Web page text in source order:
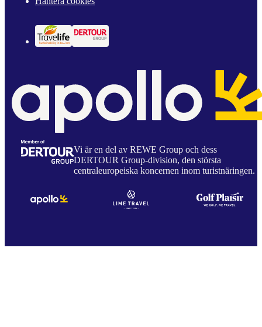
Vi är en del av REWE Group och dess
DERTOUR Group-division, den största
centraleuropeiska koncernen inom turistnäringen.